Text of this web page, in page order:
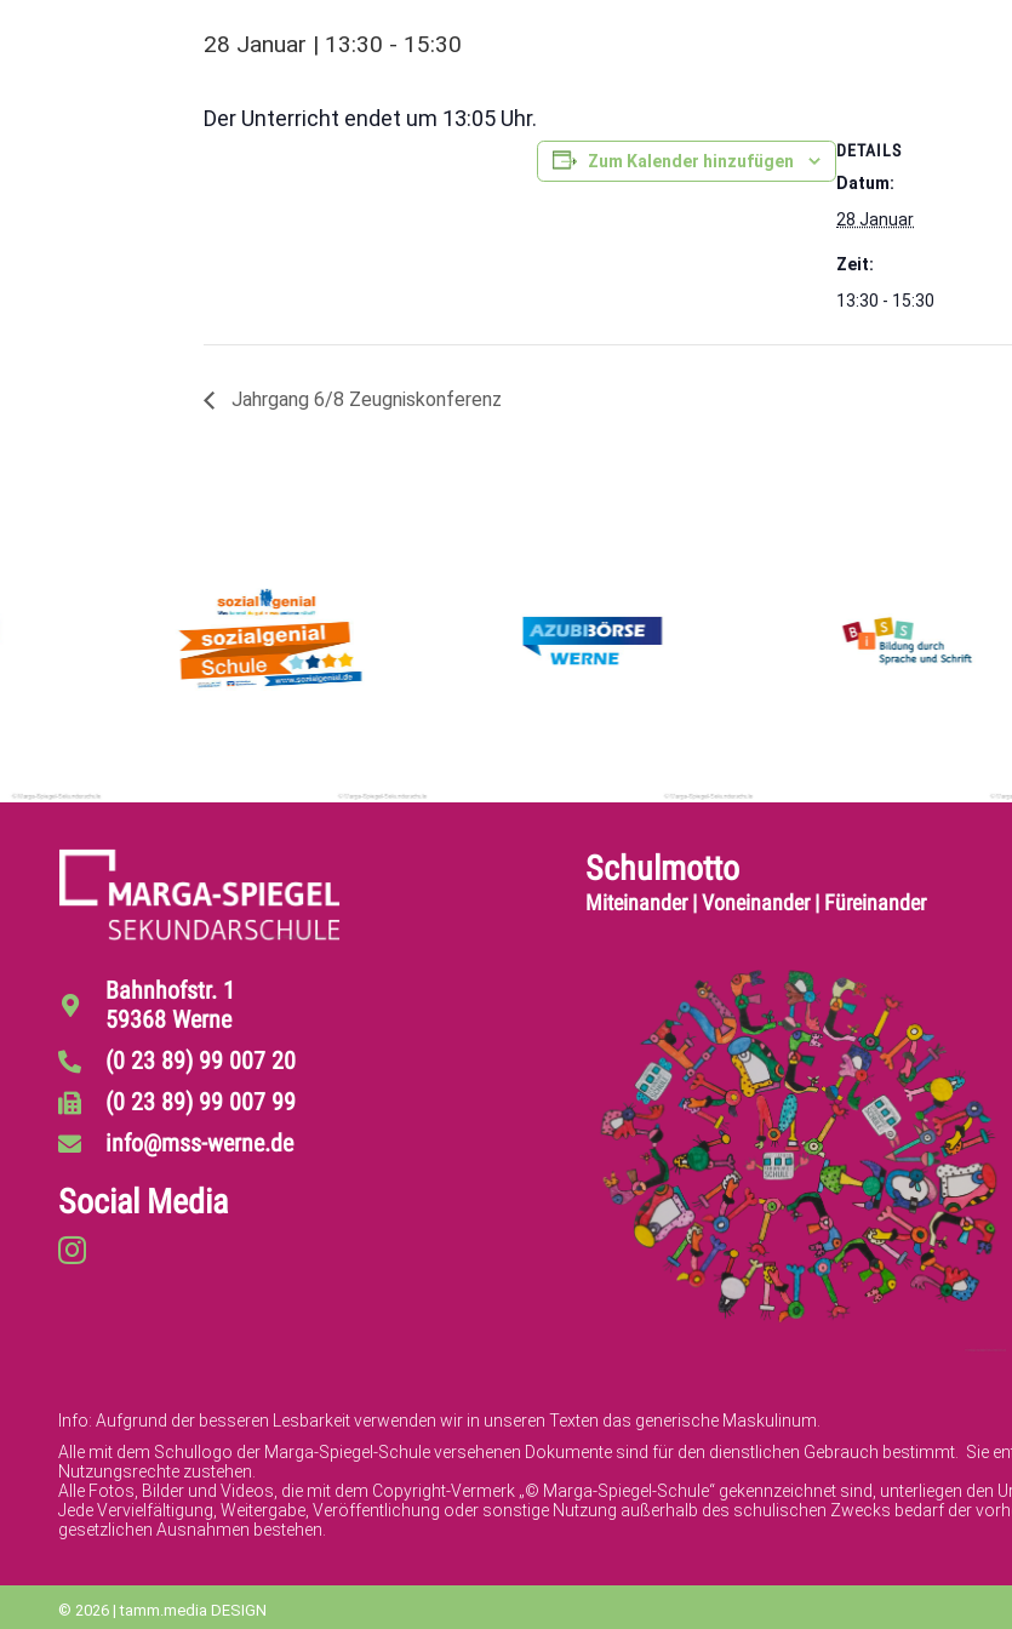
28 Januar | 13:30 - 15:30
Der Unterricht endet um 13:05 Uhr.
Zum Kalender hinzufügen
DETAILS
Datum:
28 Januar
Zeit:
13:30 - 15:30
Jahrgang 6/8 Zeugniskonferenz
Bahnhofstr. 1
59368 Werne
(0 23 89) 99 007 20
(0 23 89) 99 007 99
info@mss-werne.de
Social Media
Schulmotto
Miteinander | Voneinander | Füreinander
Info: Aufgrund der besseren Lesbarkeit verwenden wir in unseren Texten das generische Maskulinum.
Alle mit dem Schullogo der Marga-Spiegel-Schule versehenen Dokumente sind für den dienstlichen Gebrauch bestimmt. Sie
Nutzungsrechte zustehen.
Alle Fotos, Bilder und Videos, die mit dem Copyright-Vermerk „© Marga-Spiegel-Schule“ gekennzeichnet sind, unterliegen den
Jede Vervielfältigung, Weitergabe, Veröffentlichung oder sonstige Nutzung außerhalb des schulischen Zwecks bedarf der
gesetzlichen Ausnahmen bestehen.
© 2026 | tamm.media DESIGN